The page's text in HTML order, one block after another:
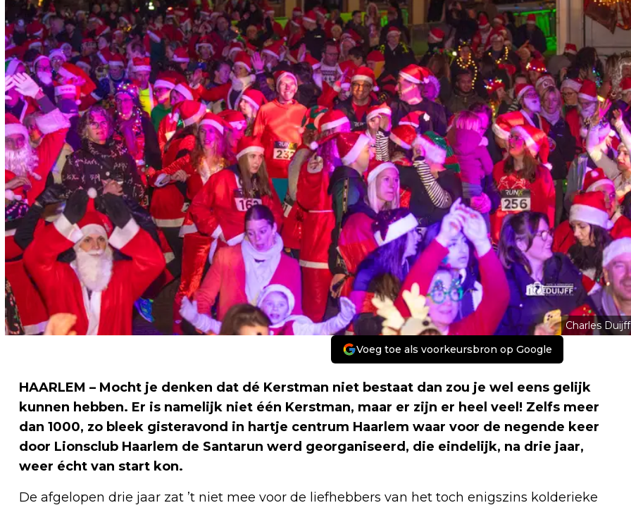
Charles Duijff
Voeg toe als voorkeursbron op Google
HAARLEM – Mocht je denken dat dé Kerstman niet bestaat dan zou je wel eens gelijk
kunnen hebben. Er is namelijk niet één Kerstman, maar er zijn er heel veel! Zelfs meer
dan 1000, zo bleek gisteravond in hartje centrum Haarlem waar voor de negende keer
door Lionsclub Haarlem de Santarun werd georganiseerd, die eindelijk, na drie jaar,
weer écht van start kon.
De afgelopen drie jaar zat ’t niet mee voor de liefhebbers van het toch enigszins kolderieke